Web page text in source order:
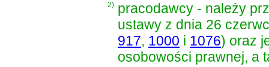
2) pracodawcy - należy
ustawy z dnia 26
917, 1000 i 1076) oraz
osobowości prawnej, a